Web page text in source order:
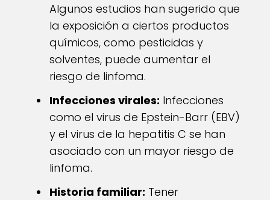
Algunos estudios han sugerido que
la exposición a ciertos productos
químicos, como pesticidas y
solventes, puede aumentar el
riesgo de linfoma.
Infecciones virales: Infecciones
como el virus de Epstein-Barr (EBV)
y el virus de la hepatitis C se han
asociado con un mayor riesgo de
linfoma.
Historia familiar: Tener